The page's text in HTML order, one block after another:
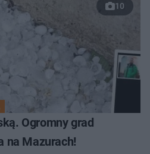
10
Ogromny grad
na Mazurach!